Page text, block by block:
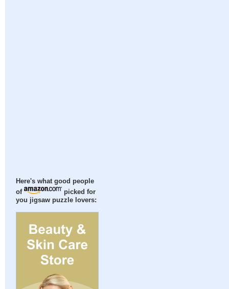
Here's what good people
of
picked for
you jigsaw puzzle lovers: